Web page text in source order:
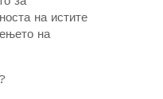
на истите
на